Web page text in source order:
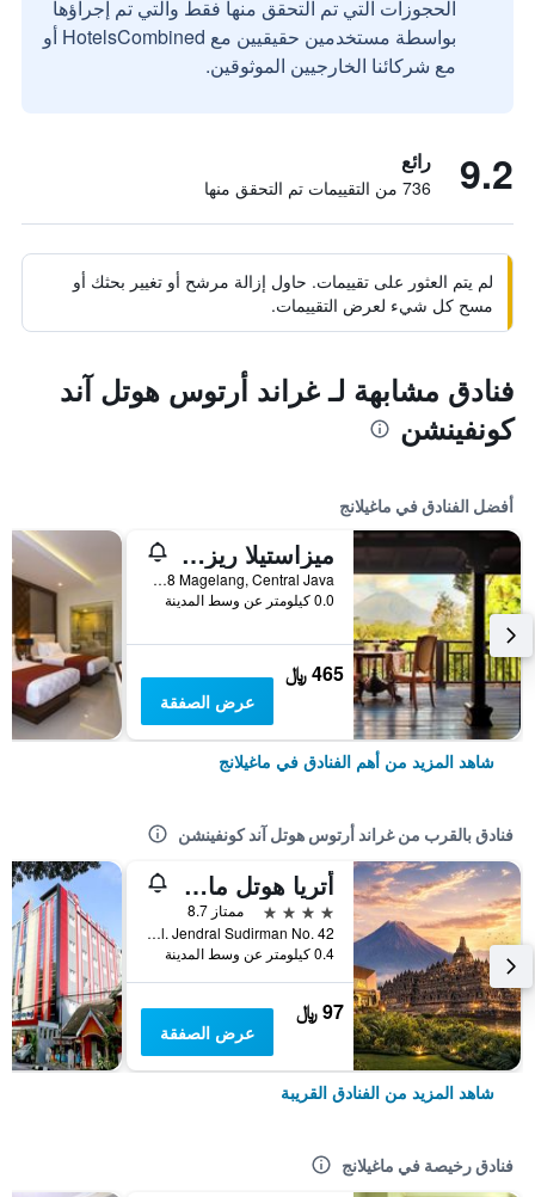
الحجوزات التي تم التحقق منها فقط والتي تم إجراؤها
بواسطة مستخدمين حقيقيين مع HotelsCombined أو
مع شركائنا الخارجيين الموثوقين.
9.2 رائع
736 من التقييمات تم التحقق منها
لم يتم العثور على تقييمات. حاول إزالة مرشح أو تغيير بحثك أو
مسح كل شيء لعرض التقييمات.
فنادق مشابهة لـ غراند أرتوس هوتل آند
كونفينشن
أفضل الفنادق في ماغيلانج
ميزاستيلا ريزورت آند سبا
Po.Box.108 Magelang, Central Java, ماغيلانج, إندونيسيا
0.0 كيلومتر عن وسط المدينة
465 ﷼
عرض الصفقة
شاهد المزيد من أهم الفنادق في ماغيلانج
فنادق بالقرب من غراند أرتوس هوتل آند كونفينشن
أتريا هوتل ماجلانج
4 نجوم
ممتاز 8.7
Jl. Jendral Sudirman No. 42, ماغيلانج, إندونيسيا
0.4 كيلومتر عن وسط المدينة
97 ﷼
عرض الصفقة
شاهد المزيد من الفنادق القريبة
فنادق رخيصة في ماغيلانج